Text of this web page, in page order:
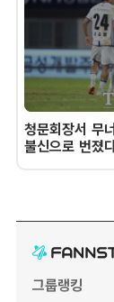
청문회장서 무
불신으로 번졌
그룹랭킹